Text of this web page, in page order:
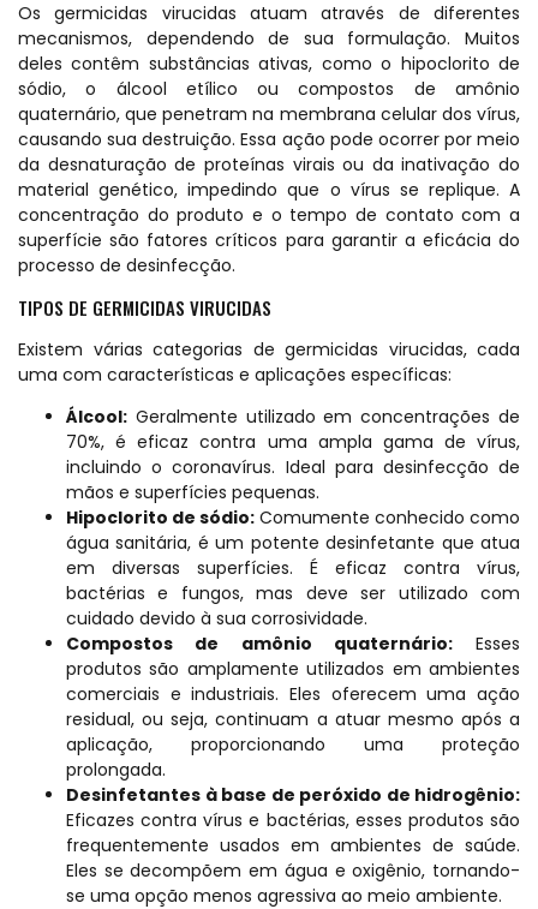
Os germicidas virucidas atuam através de diferentes
mecanismos, dependendo de sua formulação. Muitos
deles contêm substâncias ativas, como o hipoclorito de
sódio, o álcool etílico ou compostos de amônio
quaternário, que penetram na membrana celular dos vírus,
causando sua destruição. Essa ação pode ocorrer por meio
da desnaturação de proteínas virais ou da inativação do
material genético, impedindo que o vírus se replique. A
concentração do produto e o tempo de contato com a
superfície são fatores críticos para garantir a eficácia do
processo de desinfecção.
TIPOS DE GERMICIDAS VIRUCIDAS
Existem várias categorias de germicidas virucidas, cada
uma com características e aplicações específicas:
Álcool: Geralmente utilizado em concentrações de
70%, é eficaz contra uma ampla gama de vírus,
incluindo o coronavírus. Ideal para desinfecção de
mãos e superfícies pequenas.
Hipoclorito de sódio: Comumente conhecido como
água sanitária, é um potente desinfetante que atua
em diversas superfícies. É eficaz contra vírus,
bactérias e fungos, mas deve ser utilizado com
cuidado devido à sua corrosividade.
Compostos de amônio quaternário:Esses
produtos são amplamente utilizados em ambientes
comerciais e industriais. Eles oferecem uma ação
residual, ou seja, continuam a atuar mesmo após a
aplicação, proporcionando uma proteção
prolongada.
Desinfetantes à base de peróxido de hidrogênio:
Eficazes contra vírus e bactérias, esses produtos são
frequentemente usados em ambientes de saúde.
Eles se decompõem em água e oxigênio, tornando-
se uma opção menos agressiva ao meio ambiente.